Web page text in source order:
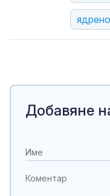
Добавяне